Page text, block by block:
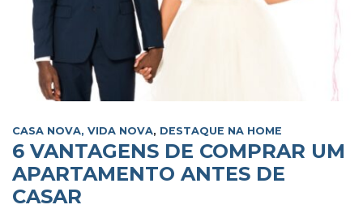
CASA NOVA, VIDA NOVA, DESTAQUE NA HOME
6 VANTAGENS DE COMPRAR UM
APARTAMENTO ANTES DE
CASAR